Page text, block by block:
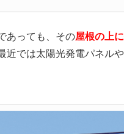
あっても、その屋根の上
近では太陽光発電パネル